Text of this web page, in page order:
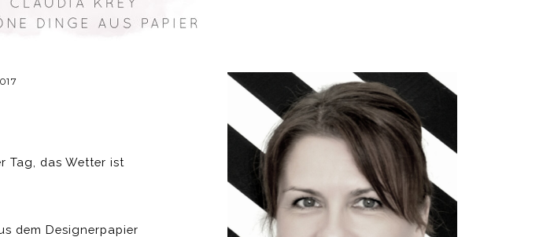
Tag, das Wetter ist
dem Designerpapier